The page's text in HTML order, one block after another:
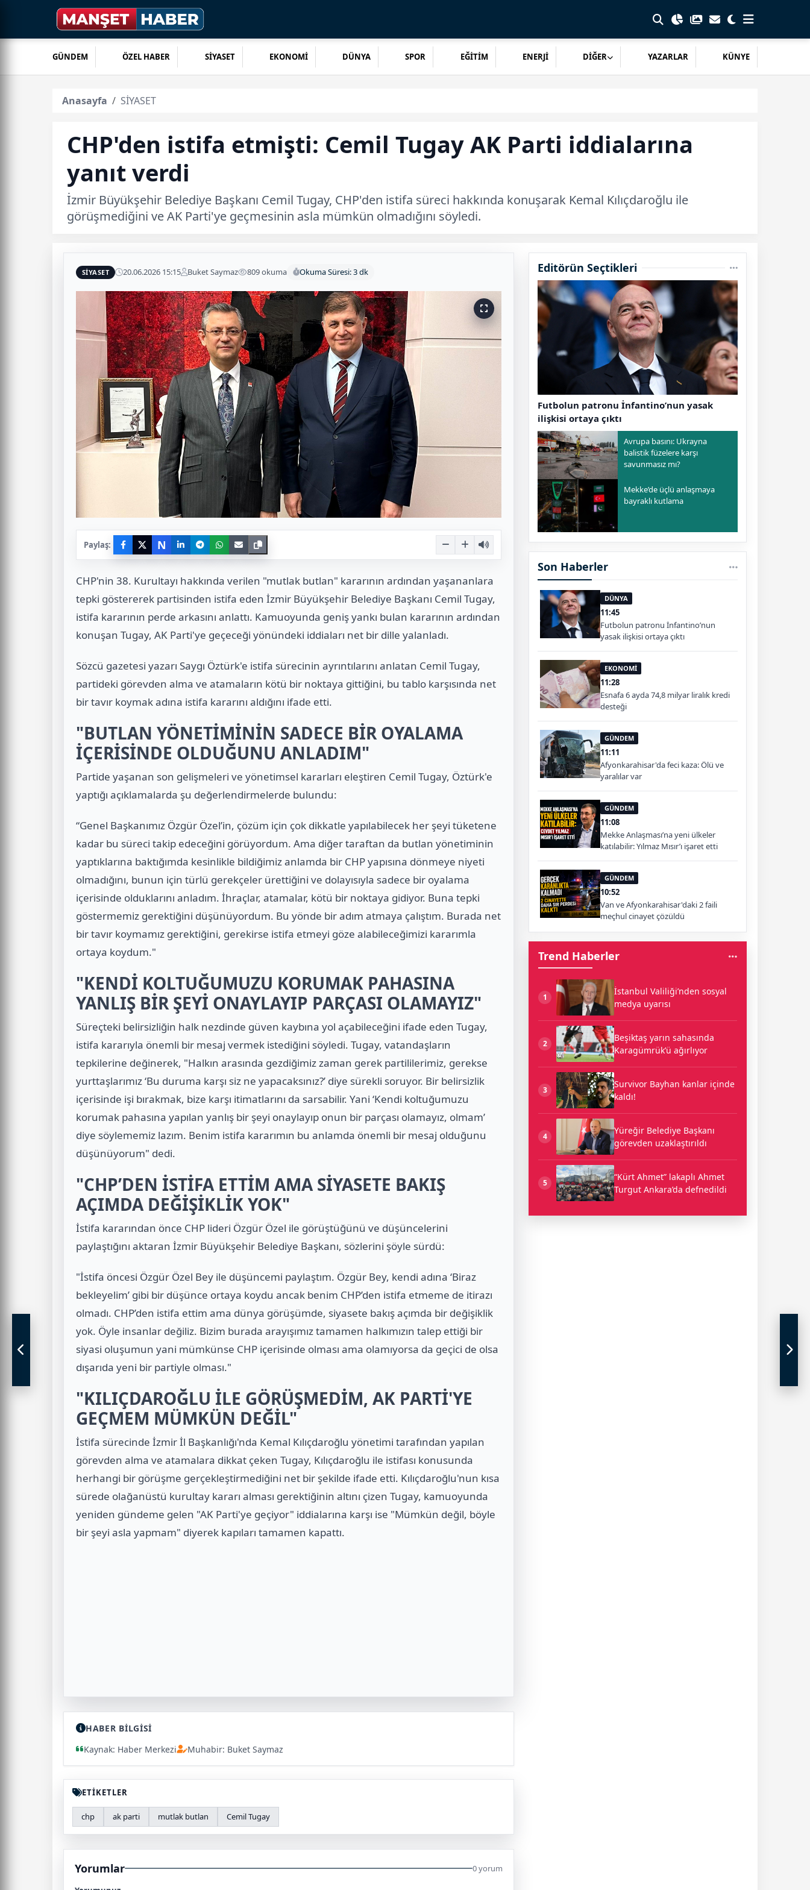
GÜNDEM ÖZEL HABER SİYASET EKONOMİ DÜNYA SPOR EĞİTİM ENERJİ DİĞER YAZARLAR KÜNYE
Anasayfa SİYASET
CHP'den istifa etmişti: Cemil Tugay AK Parti iddialarına
yanıt verdi
İzmir Büyükşehir Belediye Başkanı Cemil Tugay, CHP'den istifa süreci hakkında konuşarak Kemal Kılıçdaroğlu ile
görüşmediğini ve AK Parti'ye geçmesinin asla mümkün olmadığını söyledi.
SİYASET 20.06.2026 15:15 Buket Saymaz 809 okuma Okuma Süresi: 3 dk
Paylaş: N
CHP'nin 38. Kurultayı hakkında verilen "mutlak butlan" kararının ardından yaşananlara
tepki göstererek partisinden istifa eden İzmir Büyükşehir Belediye Başkanı Cemil Tugay,
istifa kararının perde arkasını anlattı. Kamuoyunda geniş yankı bulan kararının ardından
konuşan Tugay, AK Parti'ye geçeceği yönündeki iddiaları net bir dille yalanladı.
Sözcü gazetesi yazarı Saygı Öztürk'e istifa sürecinin ayrıntılarını anlatan Cemil Tugay,
partideki görevden alma ve atamaların kötü bir noktaya gittiğini, bu tablo karşısında net
bir tavır koymak adına istifa kararını aldığını ifade etti.
"BUTLAN YÖNETİMİNİN SADECE BİR OYALAMA
İÇERİSİNDE OLDUĞUNU ANLADIM"
Partide yaşanan son gelişmeleri ve yönetimsel kararları eleştiren Cemil Tugay, Öztürk'e
yaptığı açıklamalarda şu değerlendirmelerde bulundu:
“Genel Başkanımız Özgür Özel’in, çözüm için çok dikkatle yapılabilecek her şeyi tüketene
kadar bu süreci takip edeceğini görüyordum. Ama diğer taraftan da butlan yönetiminin
yaptıklarına baktığımda kesinlikle bildiğimiz anlamda bir CHP yapısına dönmeye niyeti
olmadığını, bunun için türlü gerekçeler ürettiğini ve dolayısıyla sadece bir oyalama
içerisinde olduklarını anladım. İhraçlar, atamalar, kötü bir noktaya gidiyor. Buna tepki
göstermemiz gerektiğini düşünüyordum. Bu yönde bir adım atmaya çalıştım. Burada net
bir tavır koymamız gerektiğini, gerekirse istifa etmeyi göze alabileceğimizi kararımla
ortaya koydum."
"KENDİ KOLTUĞUMUZU KORUMAK PAHASINA
YANLIŞ BİR ŞEYİ ONAYLAYIP PARÇASI OLAMAYIZ"
Süreçteki belirsizliğin halk nezdinde güven kaybına yol açabileceğini ifade eden Tugay,
istifa kararıyla önemli bir mesaj vermek istediğini söyledi. Tugay, vatandaşların
tepkilerine değinerek, "Halkın arasında gezdiğimiz zaman gerek partililerimiz, gerekse
yurttaşlarımız ‘Bu duruma karşı siz ne yapacaksınız?’ diye sürekli soruyor. Bir belirsizlik
içerisinde işi bırakmak, bize karşı itimatlarını da sarsabilir. Yani ‘Kendi koltuğumuzu
korumak pahasına yapılan yanlış bir şeyi onaylayıp onun bir parçası olamayız, olmam’
diye söylememiz lazım. Benim istifa kararımın bu anlamda önemli bir mesaj olduğunu
düşünüyorum" dedi.
"CHP’DEN İSTİFA ETTİM AMA SİYASETE BAKIŞ
AÇIMDA DEĞİŞİKLİK YOK"
İstifa kararından önce CHP lideri Özgür Özel ile görüştüğünü ve düşüncelerini
paylaştığını aktaran İzmir Büyükşehir Belediye Başkanı, sözlerini şöyle sürdü:
"İstifa öncesi Özgür Özel Bey ile düşüncemi paylaştım. Özgür Bey, kendi adına ‘Biraz
bekleyelim’ gibi bir düşünce ortaya koydu ancak benim CHP’den istifa etmeme de itirazı
olmadı. CHP’den istifa ettim ama dünya görüşümde, siyasete bakış açımda bir değişiklik
yok. Öyle insanlar değiliz. Bizim burada arayışımız tamamen halkımızın talep ettiği bir
siyasi oluşumun yani mümkünse CHP içerisinde olması ama olamıyorsa da geçici de olsa
dışarıda yeni bir partiyle olması."
"KILIÇDAROĞLU İLE GÖRÜŞMEDİM, AK PARTİ'YE
GEÇMEM MÜMKÜN DEĞİL"
İstifa sürecinde İzmir İl Başkanlığı'nda Kemal Kılıçdaroğlu yönetimi tarafından yapılan
görevden alma ve atamalara dikkat çeken Tugay, Kılıçdaroğlu ile istifası konusunda
herhangi bir görüşme gerçekleştirmediğini net bir şekilde ifade etti. Kılıçdaroğlu'nun kısa
sürede olağanüstü kurultay kararı alması gerektiğinin altını çizen Tugay, kamuoyunda
yeniden gündeme gelen "AK Parti'ye geçiyor" iddialarına karşı ise "Mümkün değil, böyle
bir şeyi asla yapmam" diyerek kapıları tamamen kapattı.
HABER BİLGİSİ
Kaynak: Haber Merkezi
Muhabir: Buket Saymaz
ETİKETLER
chp ak parti mutlak butlan Cemil Tugay
Yorumlar 0 yorum
Editörün Seçtikleri
Futbolun patronu İnfantino’nun yasak
ilişkisi ortaya çıktı
Avrupa basını: Ukrayna
balistik füzelere karşı
savunmasız mı?
Mekke’de üçlü anlaşmaya
bayraklı kutlama
Son Haberler
DÜNYA
11:45
Futbolun patronu İnfantino’nun
yasak ilişkisi ortaya çıktı
EKONOMİ
11:28
Esnafa 6 ayda 74,8 milyar liralık kredi
desteği
GÜNDEM
11:11
Afyonkarahisar'da feci kaza: Ölü ve
yaralılar var
GÜNDEM
11:08
Mekke Anlaşması’na yeni ülkeler
katılabilir: Yılmaz Mısır’ı işaret etti
GÜNDEM
10:52
Van ve Afyonkarahisar'daki 2 faili
meçhul cinayet çözüldü
Trend Haberler
1
İstanbul Valiliği’nden sosyal
medya uyarısı
2
Beşiktaş yarın sahasında
Karagümrük’ü ağırlıyor
3
Survivor Bayhan kanlar içinde
kaldı!
4
Yüreğir Belediye Başkanı
görevden uzaklaştırıldı
5
“Kürt Ahmet” lakaplı Ahmet
Turgut Ankara’da defnedildi